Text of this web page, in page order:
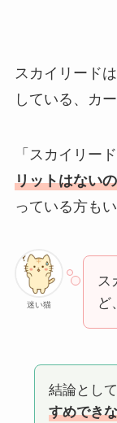
スカイリード
している、カ
「スカイリー
リットはない
っている方も
迷い猫
ス
ど
結論とし
すめでき